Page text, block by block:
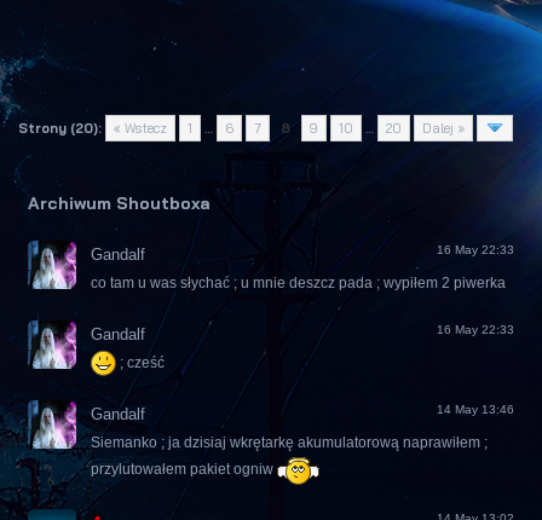
Strony (20): « Wstecz 1 … 6 7 8 9 10 … 20 Dalej »
Archiwum Shoutboxa
Gandalf
co tam u was słychać ; u mnie deszcz pada ; wypiłem 2 piwerka
16 May 22:33
Gandalf
; cześć
16 May 22:33
Gandalf
Siemanko ; ja dzisiaj wkrętarkę akumulatorową naprawiłem ;
przylutowałem pakiet ogniw
14 May 13:46